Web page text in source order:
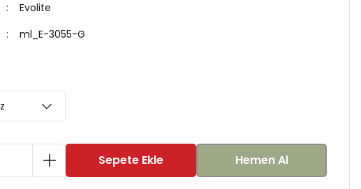
Evolite
ml_E-3055-G
Sepete Ekle Hemen Al